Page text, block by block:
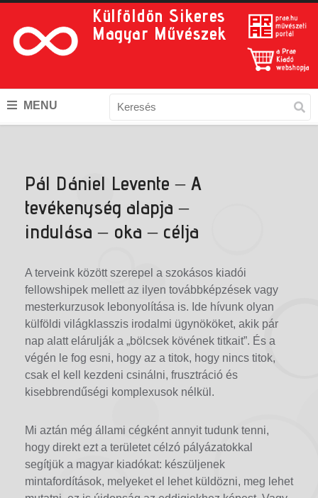
Külföldön Sikeres
Magyar Művészek
MENU
Pál Dániel Levente – A
tevékenység alapja –
indulása – oka – célja
A terveink között szerepel a szokásos kiadói
fellowshipek mellett az ilyen továbbképzések vagy
mesterkurzusok lebonyolítása is. Ide hívunk olyan
külföldi világklasszis irodalmi ügynököket, akik pár
nap alatt elárulják a „bölcsek kövének titkait”. És a
végén le fog esni, hogy az a titok, hogy nincs titok,
csak el kell kezdeni csinálni, frusztráció és
kisebbrendűségi komplexusok nélkül.
Mi aztán még állami cégként annyit tudunk tenni,
hogy direkt ezt a területet célzó pályázatokkal
segítjük a magyar kiadókat: készüljenek
mintafordítások, melyeket el lehet küldözni, meg lehet